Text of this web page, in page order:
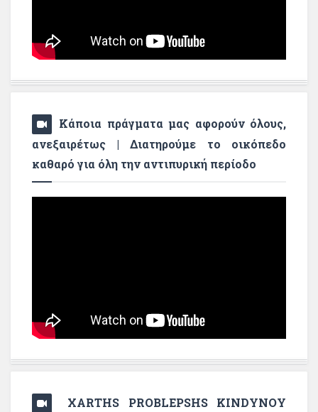
Κάποια πράγματα μας αφορούν όλους,
ανεξαιρέτως | Διατηρούμε το οικόπεδο
καθαρό για όλη την αντιπυρική περίοδο
XARTHS PROBLEPSHS KINDYNOY